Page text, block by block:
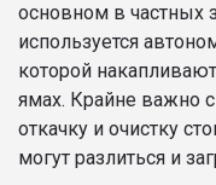
основном в частных
используется
которой
ямах. Крайне важно
откачку и очистку
могут разлиться и